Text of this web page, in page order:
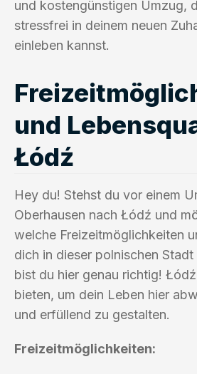
und kostengünstigen Umzug,
stressfrei in deinem neuen
einleben kannst.
und
Łódź
Hey du! Stehst du vor einem
Oberhausen nach Łódź und
welche Freizeitmöglichkeiten
dich in dieser polnischen
bist du hier genau richtig!
bieten, um dein Leben hier
und erfüllend zu gestalten.
Freizeitmöglichkeiten: